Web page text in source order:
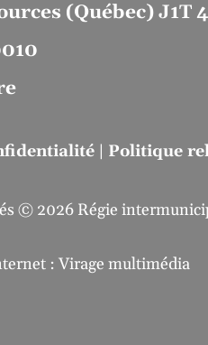
(Québec) J1T
| Politique
© 2026 Régie
: Virage multimédia